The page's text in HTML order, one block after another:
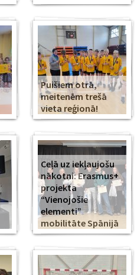
Puišiem otrā,
meitenēm trešā
vieta reģionā!
Ceļā uz iekļaujošu
nākotni: Erasmus+
projekta
“Vienojošie
elementi”
mobilitāte Spānijā